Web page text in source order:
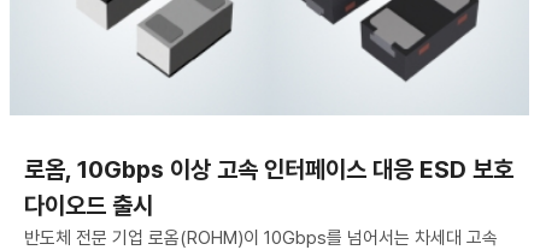
로옴, 10Gbps 이상 고속 인터페이스 대응 ESD 보호
다이오드 출시
반도체 전문 기업 로옴(ROHM)이 10Gbps를 넘어서는 차세대 고속